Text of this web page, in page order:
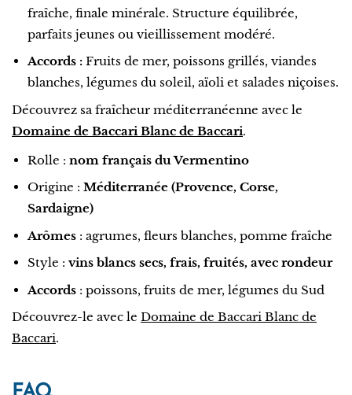
fraîche, finale minérale. Structure équilibrée,
parfaits jeunes ou vieillissement modéré.
Accords : Fruits de mer, poissons grillés, viandes
blanches, légumes du soleil, aïoli et salades niçoises.
Découvrez sa fraîcheur méditerranéenne avec le
Domaine de Baccari Blanc de Baccari.
Rolle : nom français du Vermentino
Origine : Méditerranée (Provence, Corse,
Sardaigne)
Arômes : agrumes, fleurs blanches, pomme fraîche
Style : vins blancs secs, frais, fruités, avec rondeur
Accords : poissons, fruits de mer, légumes du Sud
Découvrez-le avec le Domaine de Baccari Blanc de
Baccari.